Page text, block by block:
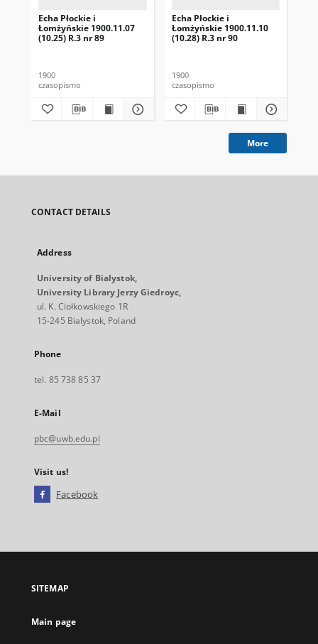
Echa Płockie i
Łomżyńskie 1900.11.07
(10.25) R.3 nr 89
1900
czasopismo
Echa Płockie i
Łomżyńskie 1900.11.10
(10.28) R.3 nr 90
1900
czasopismo
More
CONTACT DETAILS
Address
University of Bialystok,
University Library Jerzy Giedroyc,
ul. K. Ciołkowskiego 1R
15-245 Bialystok, Poland
Phone
tel. 85 738 85 37
E-Mail
pbc@uwb.edu.pl
Visit us!
Facebook
open
new
SITEMAP
Main page